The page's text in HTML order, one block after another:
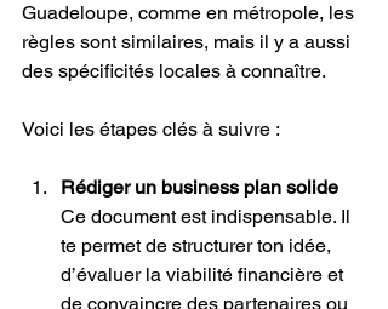
Guadeloupe, comme en métropole, les
règles sont similaires, mais il y a aussi
des spécificités locales à connaître.
Voici les étapes clés à suivre :
Rédiger un business plan solide
Ce document est indispensable. Il
te permet de structurer ton idée,
d’évaluer la viabilité financière et
de convaincre des partenaires ou